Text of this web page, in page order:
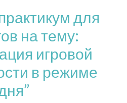
для
на тему:
игровой
в режиме